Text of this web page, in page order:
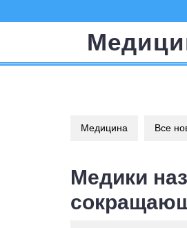
к
Медицина Все
Медики